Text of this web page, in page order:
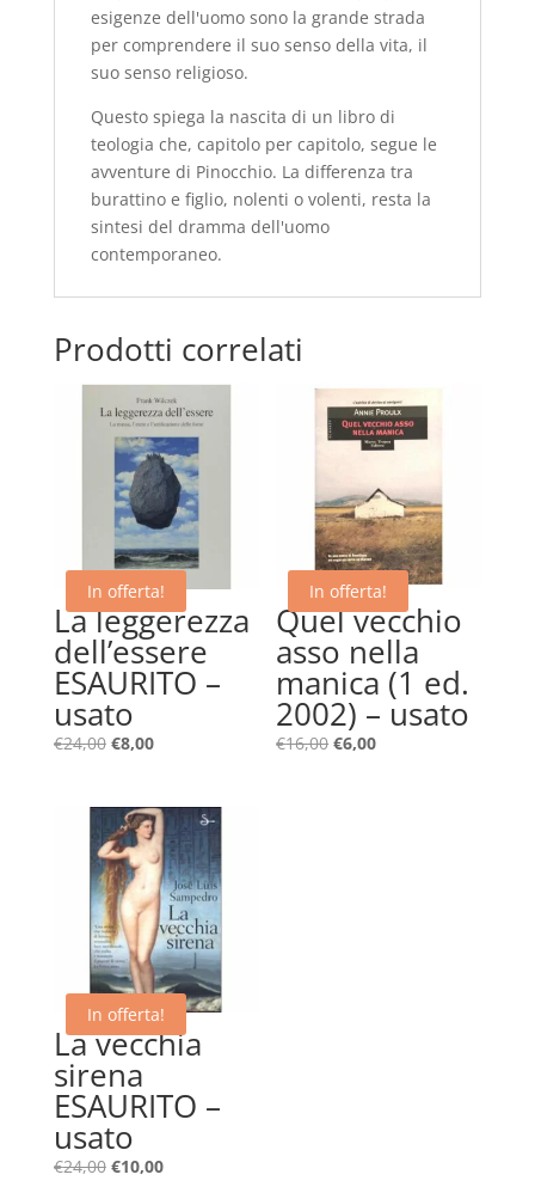
esigenze dell'uomo sono la grande strada
per comprendere il suo senso della vita, il
suo senso religioso.
Questo spiega la nascita di un libro di
teologia che, capitolo per capitolo, segue le
avventure di Pinocchio. La differenza tra
burattino e figlio, nolenti o volenti, resta la
sintesi del dramma dell'uomo
contemporaneo.
Prodotti correlati
In offerta!
La leggerezza
dell’essere
ESAURITO –
usato
€24,00 Il
era:
€24,00.
€8,00Il
è:
€8,00.
In offerta!
Quel vecchio
asso nella
manica (1 ed.
2002) – usato
€16,00 Il
€6,00Il
In offerta!
La vecchia
sirena
ESAURITO –
usato
€24,00 Il
€10,00Il